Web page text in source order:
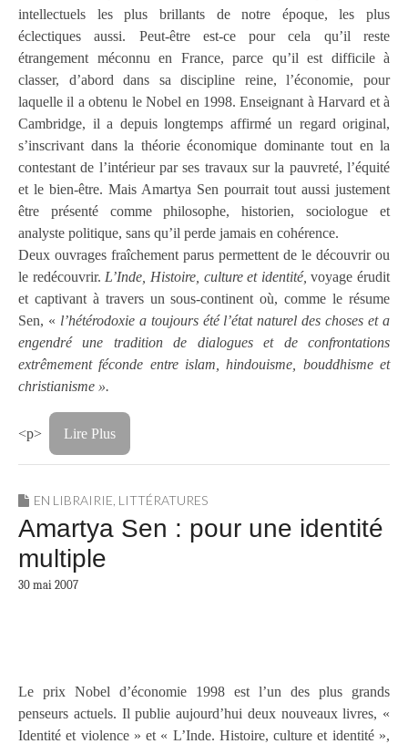
intellectuels les plus brillants de notre époque, les plus
éclectiques aussi. Peut-être est-ce pour cela qu’il reste
étrangement méconnu en France, parce qu’il est difficile à
classer, d’abord dans sa discipline reine, l’économie, pour
laquelle il a obtenu le Nobel en 1998. Enseignant à Harvard et à
Cambridge, il a depuis longtemps affirmé un regard original,
s’inscrivant dans la théorie économique dominante tout en la
contestant de l’intérieur par ses travaux sur la pauvreté, l’équité
et le bien-être. Mais Amartya Sen pourrait tout aussi justement
être présenté comme philosophe, historien, sociologue et
analyste politique, sans qu’il perde jamais en cohérence.
Deux ouvrages fraîchement parus permettent de le découvrir ou
le redécouvrir. L’Inde, Histoire, culture et identité,voyage érudit
et captivant à travers un sous-continent où, comme le résume
Sen, « l’hétérodoxie a toujours été l’état naturel des choses et a
engendré une tradition de dialogues et de confrontations
extrêmement féconde entre islam, hindouisme, bouddhisme et
christianisme ».
<p> Lire Plus
EN LIBRAIRIE LITTÉRATURES
Amartya Sen : pour une identité
multiple
30 mai 2007
Le prix Nobel d’économie 1998 est l’un des plus grands
penseurs actuels. Il publie aujourd’hui deux nouveaux livres, «
Identité et violence » et « L’Inde. Histoire, culture et identité »,